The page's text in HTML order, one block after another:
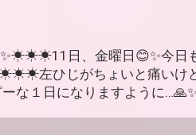
日、金曜日😊✨今日
左ひじがちょいと痛いけ
な１日になりますように